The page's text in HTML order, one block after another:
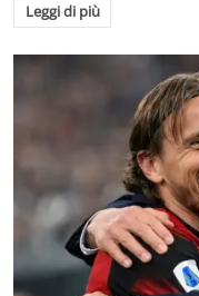
Leggi di più